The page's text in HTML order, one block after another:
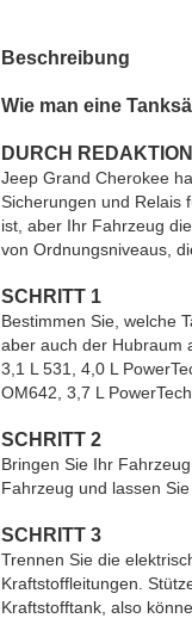
Beschreibung
Wie man eine
DURCH
Jeep Grand Cherokee
Sicherungen und Relais
ist, aber Ihr Fahrzeug
von Ordnungsniveaus,
SCHRITT 1
Bestimmen Sie, welche
aber auch der Hubraum
3,1 L 531, 4,0 L
OM642, 3,7 L
SCHRITT 2
Bringen Sie Ihr
Fahrzeug und lassen
SCHRITT 3
Trennen Sie die
Kraftstoffleitungen.
Kraftstofftank, also